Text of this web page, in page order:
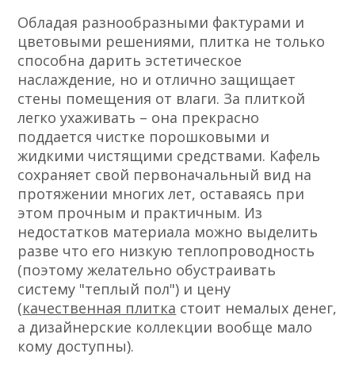
Обладая разнообразными фактурами и
цветовыми решениями, плитка не только
способна дарить эстетическое
наслаждение, но и отлично защищает
стены помещения от влаги. За плиткой
легко ухаживать – она прекрасно
поддается чистке порошковыми и
жидкими чистящими средствами. Кафель
сохраняет свой первоначальный вид на
протяжении многих лет, оставаясь при
этом прочным и практичным. Из
недостатков материала можно выделить
разве что его низкую теплопроводность
(поэтому желательно обустраивать
систему "теплый пол") и цену
(качественная плитка стоит немалых денег,
а дизайнерские коллекции вообще мало
кому доступны).